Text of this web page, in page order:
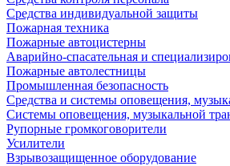
Средства индивидуальной защиты
Пожарная техника
Пожарные автоцистерны
Аварийно-спасательная и
Пожарные автолестницы
Промышленная безопасность
Средства и системы оповещения,
Системы оповещения, музыкальной
Рупорные громкоговорители
Усилители
Взрывозащищенное оборудование